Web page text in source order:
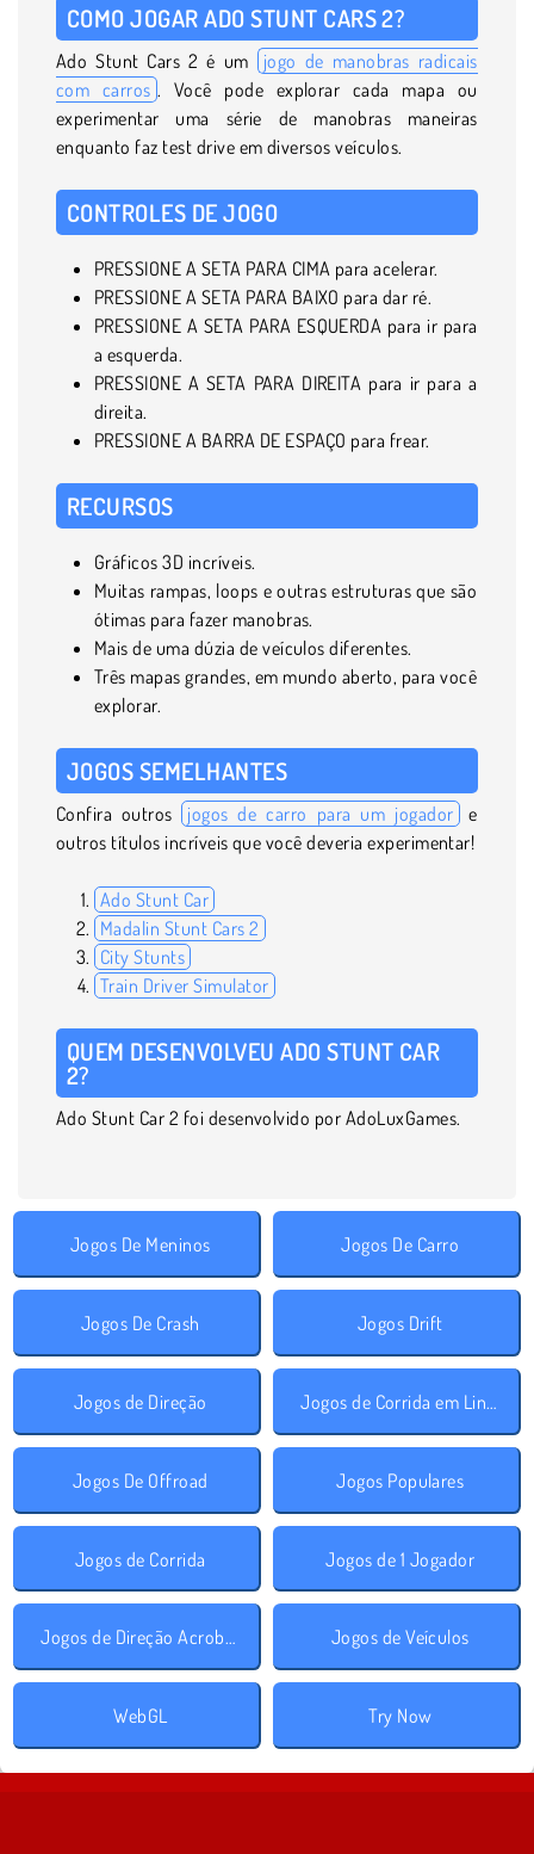
COMO JOGAR ADO STUNT CARS 2?
Ado Stunt Cars 2 é um
jogo de manobras radicais
com carros . Você pode explorar cada mapa ou
experimentar uma série de manobras maneiras
enquanto faz test drive em diversos veículos.
CONTROLES DE JOGO
PRESSIONE A SETA PARA CIMA para acelerar.
PRESSIONE A SETA PARA BAIXO para dar ré.
PRESSIONE A SETA PARA ESQUERDA para ir para
a esquerda.
PRESSIONE A SETA PARA DIREITA para ir para a
direita.
PRESSIONE A BARRA DE ESPAÇO para frear.
RECURSOS
Gráficos 3D incríveis.
Muitas rampas, loops e outras estruturas que são
ótimas para fazer manobras.
Mais de uma dúzia de veículos diferentes.
Três mapas grandes, em mundo aberto, para você
explorar.
JOGOS SEMELHANTES
Confira outros jogos de carro para um jogador e
outros títulos incríveis que você deveria experimentar!
Ado Stunt Car
Madalin Stunt Cars 2
City Stunts
Train Driver Simulator
QUEM DESENVOLVEU ADO STUNT CAR
2?
Ado Stunt Car 2 foi desenvolvido por AdoLuxGames.
Jogos De Meninos Jogos De Carro
Jogos De Crash Jogos Drift
Jogos de Direção Jogos de Corrida em Linha Reta
Jogos De Offroad Jogos Populares
Jogos de Corrida Jogos de 1 Jogador
Jogos de Direção Acrobática Jogos de Veículos
WebGL Try Now